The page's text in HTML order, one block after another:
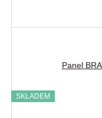
Panel
SKLADEM